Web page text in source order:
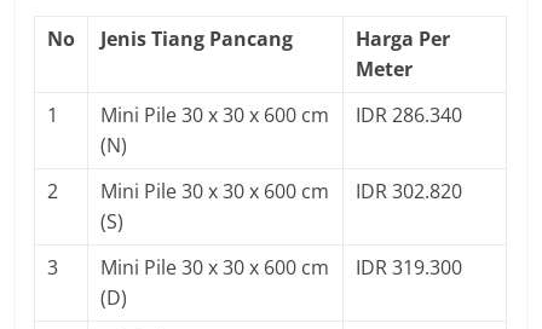
No Jenis Tiang Pancang
Harga Per
Meter
1
Mini Pile 30 x 30 x 600 cm
(N)
IDR 286.340
2
Mini Pile 30 x 30 x 600 cm
(S)
IDR 302.820
3
Mini Pile 30 x 30 x 600 cm
(D)
IDR 319.300